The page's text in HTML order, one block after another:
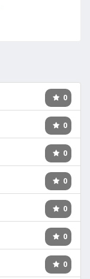
0
0
0
0
0
0
0